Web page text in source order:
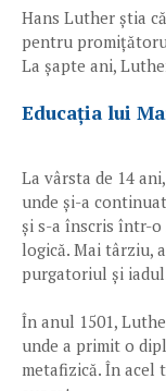
Hans Luther știa
pentru
La șapte ani,
Educația lui
La vârsta de 14
unde și-a
și s-a înscris într-o
logică. Mai târziu,
purgatoriul și
În anul 1501,
unde a primit o
metafizică. În acel